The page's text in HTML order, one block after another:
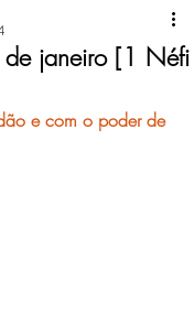
janeiro [1 Néfi
e com o poder de